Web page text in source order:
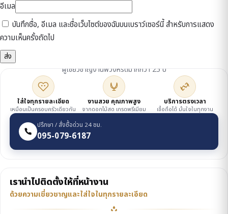
อีเมล
บันทึกชื่อ, อีเมล และชื่อเว็บไซต์ของฉันบนเบราว์เซอร์นี้ สำหรับการแสดง
ความเห็นครั้งถัดไป
ผู้เชี่ยวชาญงานพวงหรีดมากกว่า 25 ปี
ใส่ใจทุกรายละเอียด
เหมือนเป็นครอบครัวเดียวกัน
งานสวย คุณภาพสูง
จากดอกไม้สด เกรดพรีเมียม
บริการตรงเวลา
เชื่อถือได้ มั่นใจในทุกงาน
ปรึกษา / สั่งซื้อด่วน 24 ชม.
095-079-6187
เรานำไปติดตั้งให้ที่หน้างาน
ด้วยความเชี่ยวชาญและใส่ใจในทุกรายละเอียด